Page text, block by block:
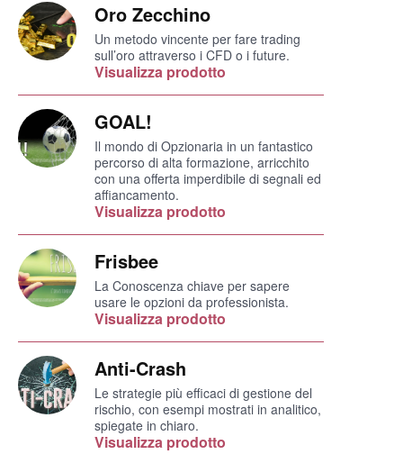
Oro Zecchino
Un metodo vincente per fare trading
sull’oro attraverso i CFD o i future.
Visualizza prodotto
GOAL!
Il mondo di Opzionaria in un fantastico
percorso di alta formazione, arricchito
con una offerta imperdibile di segnali ed
affiancamento.
Visualizza prodotto
Frisbee
La Conoscenza chiave per sapere
usare le opzioni da professionista.
Visualizza prodotto
Anti-Crash
Le strategie più efficaci di gestione del
rischio, con esempi mostrati in analitico,
spiegate in chiaro.
Visualizza prodotto